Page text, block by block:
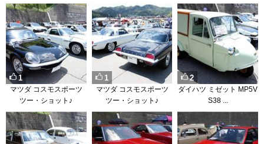
1
マツダ コスモスポーツ
ツー・ショット♪
1
マツダ コスモスポーツ
ツー・ショット♪
2
ダイハツ ミゼット MP5V
S38 ...